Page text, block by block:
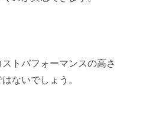
トパフォーマンスの高さ
ないでしょう。